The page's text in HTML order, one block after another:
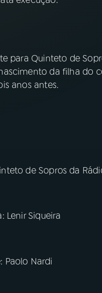
para Quinteto de
da filha do
anos antes.
de Sopros da
Lenir Siqueira
Paolo Nardi